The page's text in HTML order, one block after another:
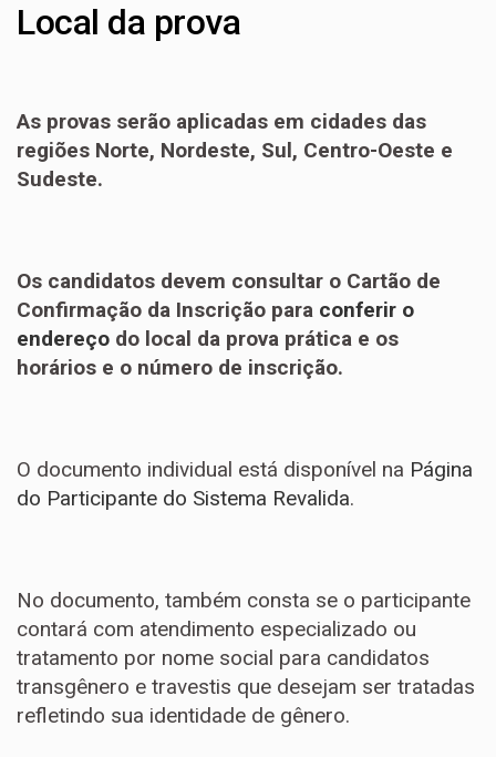
Local da prova
As provas serão aplicadas em cidades das
regiões Norte, Nordeste, Sul, Centro-Oeste e
Sudeste.
Os candidatos devem consultar o Cartão de
Confirmação da Inscrição para conferir o
endereço do local da prova prática e os
horários e o número de inscrição.​​
O documento individual está disponível na Página
do Participante do Sistema Revalida.
No documento, também consta se o participante
contará com atendimento especializado ou
tratamento por nome social para candidatos
transgênero e travestis que desejam ser tratadas
refletindo sua identidade de gênero.